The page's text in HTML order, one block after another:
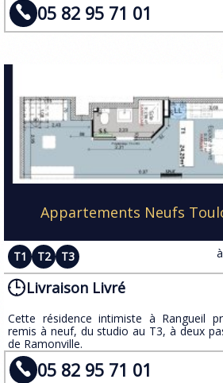
05 82 95 71 01
Appartements Neufs
T1 T2 T3
Livraison Livré
​Cette résidence intimiste à Rangueil
remis à neuf, du studio au T3, à deux
de Ramonville.
05 82 95 71 01